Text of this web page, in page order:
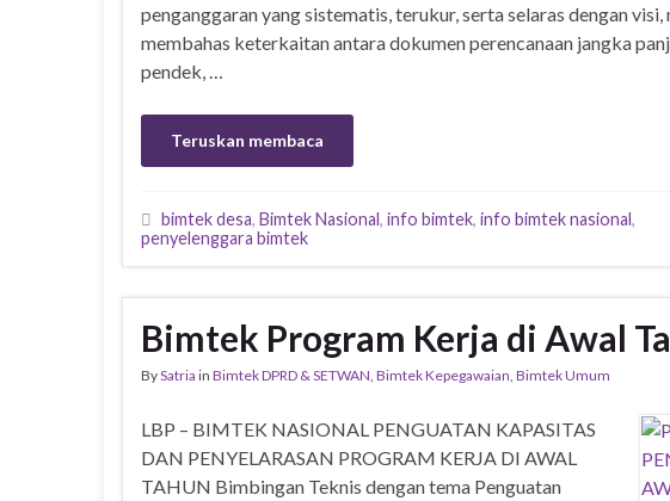
penganggaran yang sistematis, terukur, serta selaras dengan
membahas keterkaitan antara dokumen perencanaan jangka
pendek, …
Teruskan membaca
bimtek desa, Bimtek Nasional, info bimtek, info bimtek nasional,
penyelenggara bimtek
Bimtek Program Kerja di Awal
BySatria in Bimtek DPRD & SETWAN Bimtek Kepegawaian Bimtek Umum
LBP – BIMTEK NASIONAL PENGUATAN KAPASITAS
DAN PENYELARASAN PROGRAM KERJA DI AWAL
TAHUN Bimbingan Teknis dengan tema Penguatan